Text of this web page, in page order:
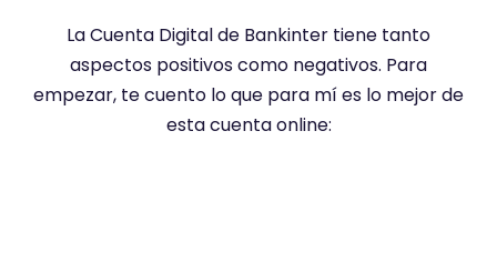
La Cuenta Digital de Bankinter tiene tanto
aspectos positivos como negativos. Para
empezar, te cuento lo que para mí es lo mejor de
esta cuenta online: